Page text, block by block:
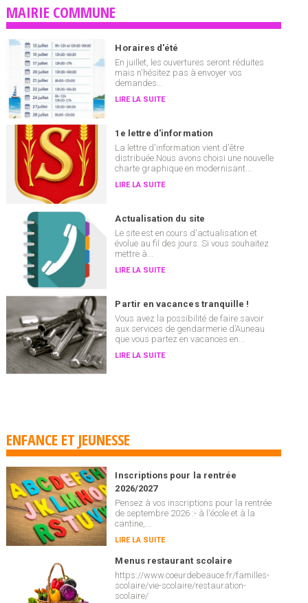
MAIRIE COMMUNE
Horaires d'été
En juillet, les ouvertures seront réduites
mais n'hésitez pas à envoyer vos
demandes...
LIRE LA SUITE
1e lettre d'information
La lettre d'information vient d'être
distribuée.Nous avons choisi une nouvelle
charte graphique en modernisant...
LIRE LA SUITE
Actualisation du site
Le site est en cours d'actualisation et
évolue au fil des jours. Si vous souhaitez
mettre à...
LIRE LA SUITE
Partir en vacances tranquille !
Vous avez la possibilité de faire savoir
aux services de gendarmerie d’Auneau
que vous partez en vacances en...
LIRE LA SUITE
ENFANCE ET JEUNESSE
Inscriptions pour la rentrée
2026/2027
Pensez à vos inscriptions pour la rentrée
de septembre 2026 :- à l'école et à la
cantine,...
LIRE LA SUITE
Menus restaurant scolaire
https://www.coeurdebeauce.fr/familles-
scolaire/vie-scolaire/restauration-
scolaire/